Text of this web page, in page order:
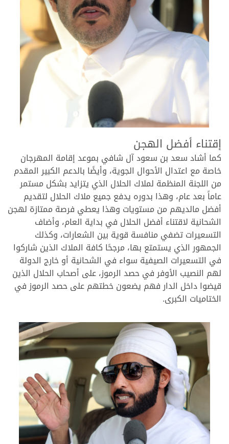
إقتناء أفضل الهجن
كما أشاد سعد بن سعود آل شافي بموعد إقامة المهرجان
خاصة مع اعتدال الأحوال الجوية، وأيضًا بالدعم الكبير المقدم
من اللجنة المنظمة لملاك الحلال الذي يتزايد بشكل مستمر
عاماً بعد عام، وهذا بدوره يدفع جميع ملاك الحلال لتقديم
أفضل مالديهم من مستويات وهذا يعطي فرصة ممتازة لهجن
الشحانية لاقتناء أفضل الحلال في بداية العام، وأضاف
التسعيرات تضفي منافسة قوية بين الشعارات، وكذلك
الجمهور الذي يستمتع بها، مرجحًا كافة الملاك الذين شاركوا
في التسعيرات الصيفية سواء في الشحانية أو خارج الدولة
لهم النصيب الأوفر في حصد الرموز، على أصحاب الحلال الذين
قيضوا داخل الدار فهم يضعون خطتهم على حصد الرموز في
الختاميات الكبرى.